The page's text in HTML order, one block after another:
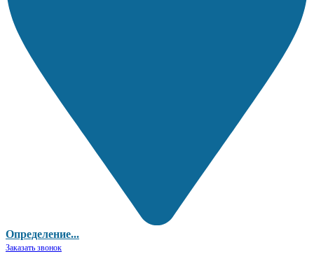
Определение...
Заказать звонок